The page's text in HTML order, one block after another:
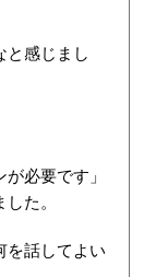
と感じまし
必要です」
た。
を話してよい